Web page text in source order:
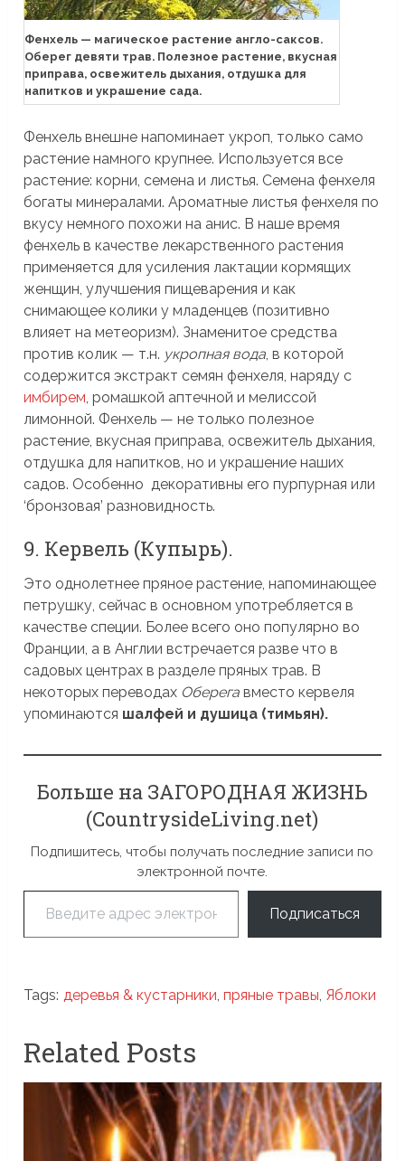
Фенхель — магическое растение англо-саксов.
Оберег девяти трав. Полезное растение, вкусная
приправа, освежитель дыхания, отдушка для
напитков и украшение сада.
Фенхель внешне напоминает укроп, только само
растение намного крупнее. Используется все
растение: корни, семена и листья. Семена фенхеля
богаты минералами. Ароматные листья фенхеля по
вкусу немного похожи на анис. В наше время
фенхель в качестве лекарственного растения
применяется для усиления лактации кормящих
женщин, улучшения пищеварения и как
снимающее колики у младенцев (позитивно
влияет на метеоризм). Знаменитое средства
против колик — т.н. укропная вода , в которой
содержится экстракт семян фенхеля, наряду с
имбирем , ромашкой аптечной и мелиссой
лимонной. Фенхель — не только полезное
растение, вкусная приправа, освежитель дыхания,
отдушка для напитков, но и украшение наших
садов. Особенно декоративны его пурпурная или
‘бронзовая’ разновидность.
9. Кервель (Купырь).
Это однолетнее пряное растение, напоминающее
петрушку, сейчас в основном употребляется в
качестве специи. Более всего оно популярно во
Франции, а в Англии встречается разве что в
садовых центрах в разделе пряных трав. В
некоторых переводах Оберега вместо кервеля
упоминаются шалфей и душица (тимьян).
Больше на ЗАГОРОДНАЯ ЖИЗНЬ
(CountrysideLiving.net)
Подпишитесь, чтобы получать последние записи по
электронной почте.
Введите адрес электронной почты…
Подписаться
Tags: деревья & кустарники ,пряные травы Яблоки
Related Posts